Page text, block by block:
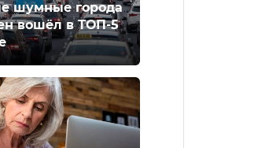
шумные города
вошёл в ТОП-5